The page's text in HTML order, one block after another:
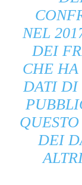
NEL
DEI
CHE
DATI DI
DEI